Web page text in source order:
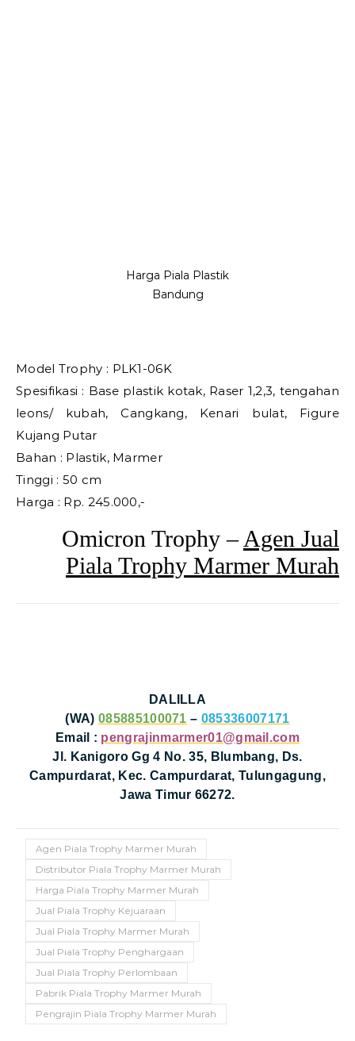
Harga Piala Plastik
Bandung
Model Trophy : PLK1-06K
Spesifikasi : Base plastik kotak, Raser 1,2,3, tengahan
leons/ kubah, Cangkang, Kenari bulat, Figure
Kujang Putar
Bahan : Plastik, Marmer
Tinggi : 50 cm
Harga : Rp. 245.000,-
Omicron Trophy – Agen Jual
Piala Trophy Marmer Murah
DALILLA
(WA) 085885100071 – 085336007171
Email : pengrajinmarmer01@gmail.com
Jl. Kanigoro Gg 4 No. 35, Blumbang, Ds.
Campurdarat, Kec. Campurdarat, Tulungagung,
Jawa Timur 66272.
Agen Piala Trophy Marmer Murah
Distributor Piala Trophy Marmer Murah
Harga Piala Trophy Marmer Murah
Jual Piala Trophy Kejuaraan
Jual Piala Trophy Marmer Murah
Jual Piala Trophy Penghargaan
Jual Piala Trophy Perlombaan
Pabrik Piala Trophy Marmer Murah
Pengrajin Piala Trophy Marmer Murah